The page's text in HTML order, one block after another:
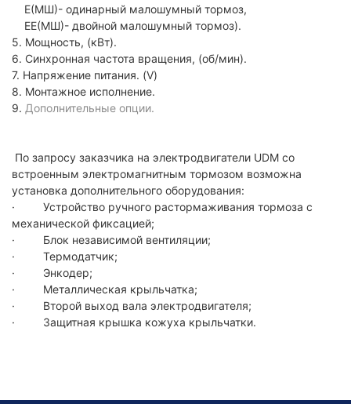
Е(МШ)- одинарный малошумный тормоз,
ЕЕ(МШ)- двойной малошумный тормоз).
5. Мощность, (кВт).
6. Синхронная частота вращения, (об/мин).
7. Напряжение питания. (V)
8. Монтажное исполнение.
9. Дополнительные опции.
По запросу заказчика на электродвигатели UDM со
встроенным электромагнитным тормозом возможна
установка дополнительного оборудования:
· Устройство ручного растормаживания тормоза с
механической фиксацией;
· Блок независимой вентиляции;
· Термодатчик;
· Энкодер;
· Металлическая крыльчатка;
· Второй выход вала электродвигателя;
· Защитная крышка кожуха крыльчатки.